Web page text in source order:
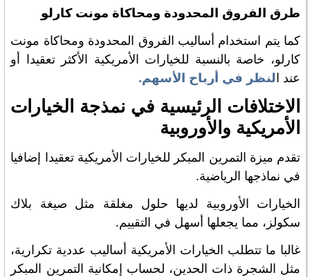
طرق الفروق المحدودة ومحاكاة مونت كارلو
كما يتم استخدام أساليب الفروق المحدودة ومحاكاة مونت
كارلو، خاصة بالنسبة للخيارات الأمريكية الأكثر تعقيدا أو
عند النظر في أرباح الأسهم.
الاختلافات الرئيسية في نمذجة الخيارات
الأمريكية والأوروبية
تقدم ميزة التمرين المبكر للخيارات الأمريكية تعقيدا إضافيا
في نماذجها الرياضية.
الخيارات الأوروبية لديها حلول مغلقة مثل صيغة بلاك
سكولز، مما يجعلها أسهل في التقييم.
غالبا ما تتطلب الخيارات الأمريكية أساليب عددية تكرارية،
مثل الشجرة ذات الحدين، لحساب إمكانية التمرين المبكر